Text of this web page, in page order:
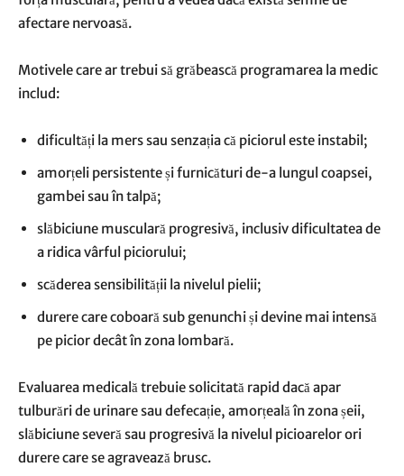
afectare nervoasă.
Motivele care ar trebui să grăbească programarea la medic
includ:
dificultăți la mers sau senzația că piciorul este instabil;
amorțeli persistente și furnicături de-a lungul coapsei,
gambei sau în talpă;
slăbiciune musculară progresivă, inclusiv dificultatea de
a ridica vârful piciorului;
scăderea sensibilității la nivelul pielii;
durere care coboară sub genunchi și devine mai intensă
pe picior decât în zona lombară.
Evaluarea medicală trebuie solicitată rapid dacă apar
tulburări de urinare sau defecație, amorțeală în zona șeii,
slăbiciune severă sau progresivă la nivelul picioarelor ori
durere care se agravează brusc.